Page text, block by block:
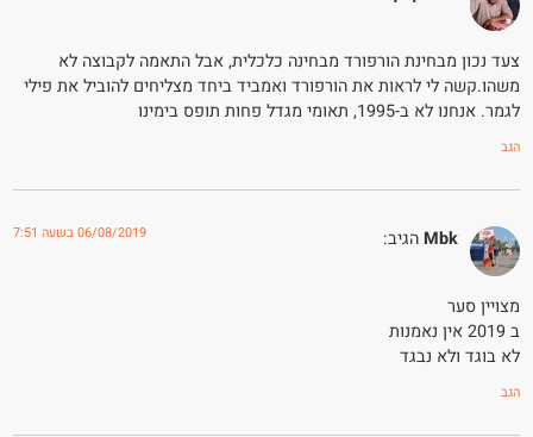
צעד נכון מבחינת הורפורד מבחינה כלכלית, אבל התאמה לקבוצה לא
משהו.קשה לי לראות את הורפורד ואמביד ביחד מצליחים להוביל את פילי
לגמר. אנחנו לא ב-1995, תאומי מגדל פחות תופס בימינו
הגב
Mbk הגיב: 06/08/2019 בשעה 7:51
מצויין סער
ב 2019 אין נאמנות
לא בוגד ולא נבגד
הגב